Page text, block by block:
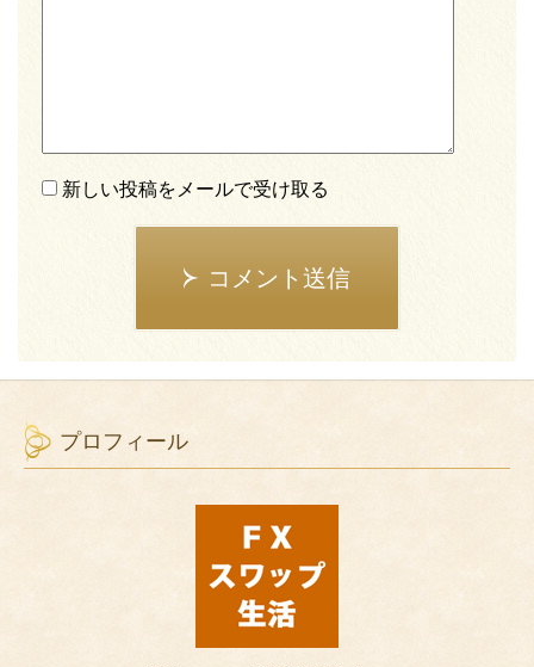
新しい投稿をメールで受け取る
コメント送信
プロフィール